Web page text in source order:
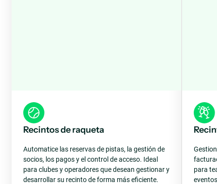
Recintos de raqueta
Automatice las reservas de pistas, la gestión de
socios, los pagos y el control de acceso. Ideal
para clubes y operadores que desean gestionar y
desarrollar su recinto de forma más eficiente.
para